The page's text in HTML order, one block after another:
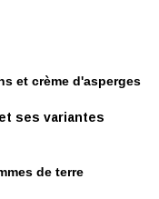
et crème d'asperges
ses variantes
de terre